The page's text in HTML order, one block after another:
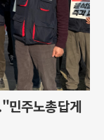
민주노총답게